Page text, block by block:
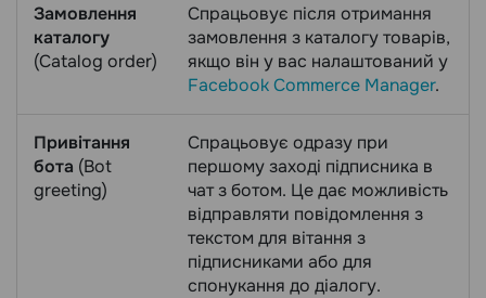
Замовлення
каталогу
(Catalog order)
Спрацьовує після отримання
замовлення з каталогу товарів,
якщо він у вас налаштований у
Facebook Commerce Manager.
Привітання
бота (Bot
greeting)
Cпрацьовує одразу при
першому заході підписника в
чат з ботом. Це дає можливість
відправляти повідомлення з
текстом для вітання з
підписниками або для
спонукання до діалогу.